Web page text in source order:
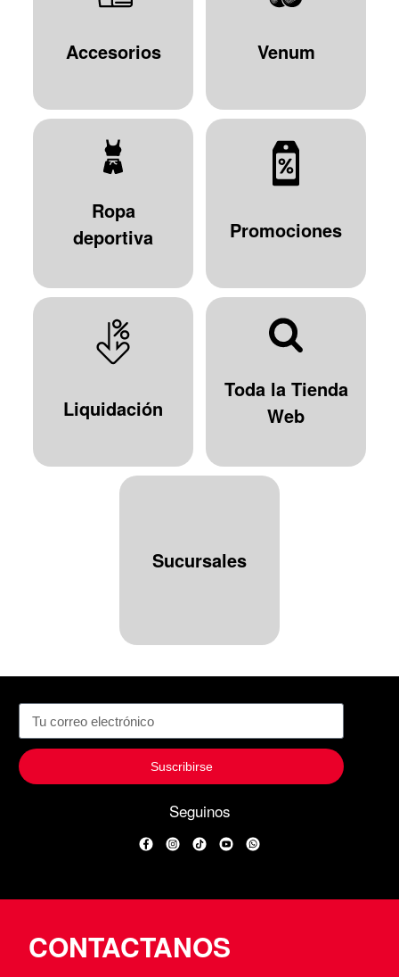
Accesorios Venum
Ropa
deportiva
Promociones
Liquidación
Toda la Tienda
Web
Sucursales
Suscribirse
Seguinos
FacebookInstagram
TikTokYouTubeWhatsApp
CONTACTANOS